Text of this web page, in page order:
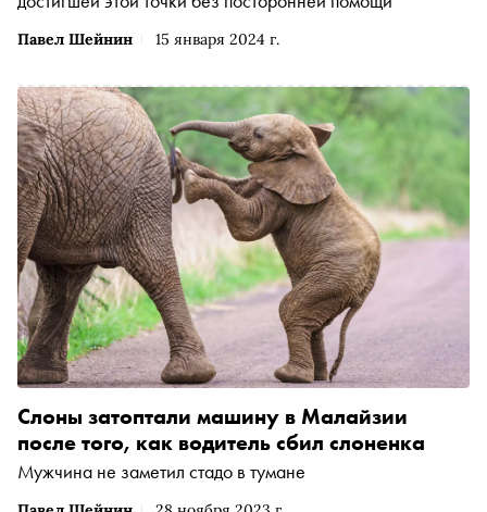
Павел Шейнин 15 января 2024 г.
Слоны затоптали машину в Малайзии
после того, как водитель сбил слоненка
Мужчина не заметил стадо в тумане